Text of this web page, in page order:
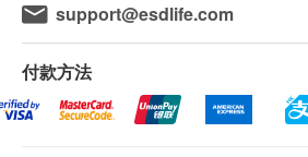
白带常规检查
人类乳头瘤病毒16型和18型
心脏检查 重点项目
品，70岁以上老人或行动不便者请
二、体检报告领取和讲解
体检报告为简体中文版本。
体检报告会在体检后5-7个工
短讯通知客户。客户可选择以
support@esdlife.com
付款方法